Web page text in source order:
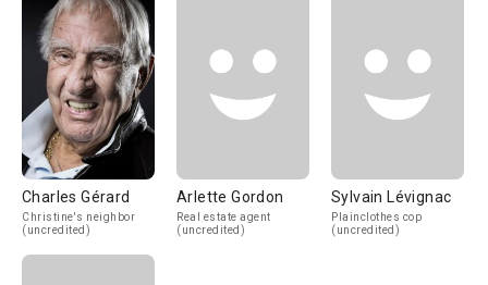
Charles Gérard
Christine's neighbor
(uncredited)
Arlette Gordon
Real estate agent
(uncredited)
Sylvain Lévignac
Plainclothes cop
(uncredited)